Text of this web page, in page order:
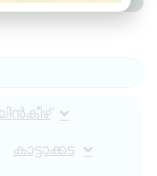
കാട്ടാക്കട